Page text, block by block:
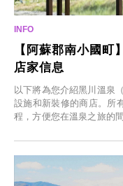
【阿蘇郡南小國
店家信息
以下將為您介紹黑川溫泉
設施和新裝修的商店。所
程，方便您在溫泉之旅的
食材的餐廳。讓您體驗黑